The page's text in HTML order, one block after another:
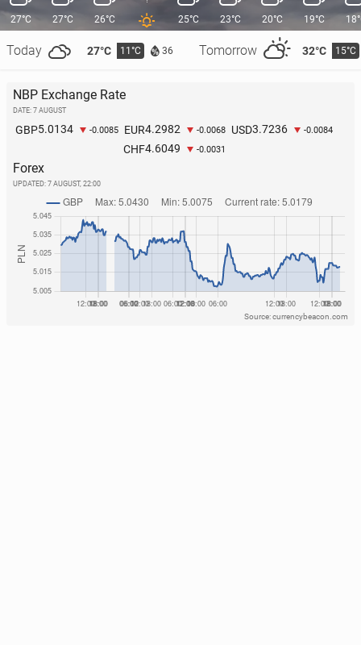
27°C
Today 27°C 11°C 36 Tomorrow 32°C 15°C
27°C 26°C 25°C 23°C 20°C 19°C
NBP Exchange Rate
DATE: 7 AUGUST
GBP5.0134 -0.0085 EUR4.2982 -0.0068 USD3.7236 -0.0084
CHF4.6049 -0.0031
Forex
UPDATED: 7 AUGUST, 22:00
Source: currencybeacon.com